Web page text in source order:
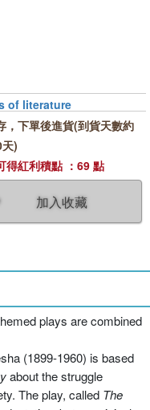
加入收藏
，下單後進貨(到貨天數約
)
得紅利積點 ：69 點
of literature
plays are combined
(1899-1960) is based
about the struggle
The play, called The